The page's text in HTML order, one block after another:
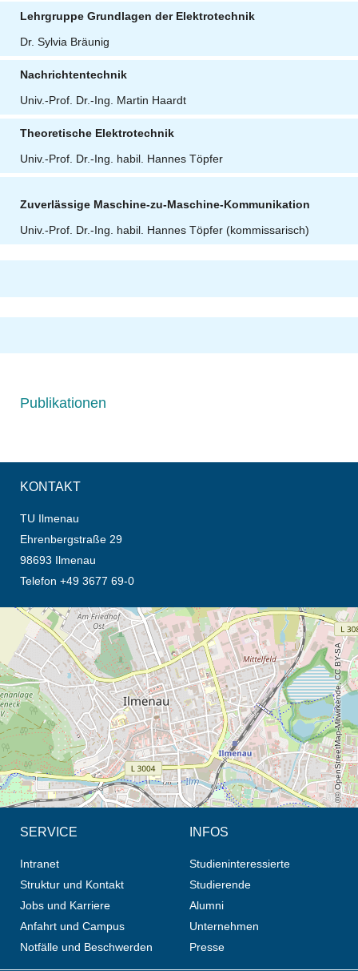
Lehrgruppe Grundlagen der Elektrotechnik
Dr. Sylvia Bräunig
Nachrichtentechnik
Univ.-Prof. Dr.-Ing. Martin Haardt
Theoretische Elektrotechnik
Univ.-Prof. Dr.-Ing. habil. Hannes Töpfer
Zuverlässige Maschine-zu-Maschine-Kommunikation
Univ.-Prof. Dr.-Ing. habil. Hannes Töpfer (kommissarisch)
Publikationen
KONTAKT
TU Ilmenau
Ehrenbergstraße 29
98693 Ilmenau
Telefon +49 3677 69-0
Öffnet die Anfahrtsbeschreibung in neuem Tab (Karte)
© OpenStreetMap-Mitwirkende, CC BY-SA
SERVICE
Intranet
Struktur und Kontakt
Jobs und Karriere
Anfahrt und Campus
Notfälle und Beschwerden
INFOS
Studieninteressierte
Studierende
Alumni
Unternehmen
Presse